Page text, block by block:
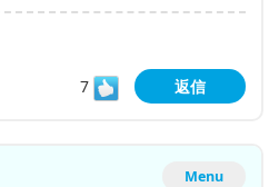
7
返信
Menu